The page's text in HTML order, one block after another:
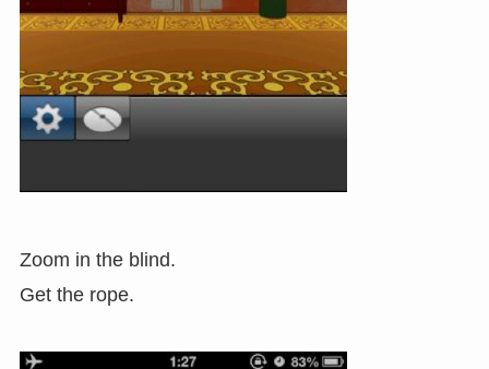
Zoom in the blind.
Get the rope.